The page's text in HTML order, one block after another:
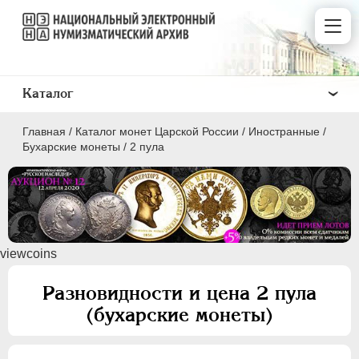
Главная / Каталог монет Царской России / Иностранные /
Бухарские монеты / 2 пула
viewcoins
Разновидности и цена 2 пула
(бухарские монеты)
Каталог
ПEТР I 1699 - 1725
ЕКАТЕРИНА I
АННА ИОАННОВНА 1730-1740
ИОАНН АНТОНОВИЧ 1740-1741